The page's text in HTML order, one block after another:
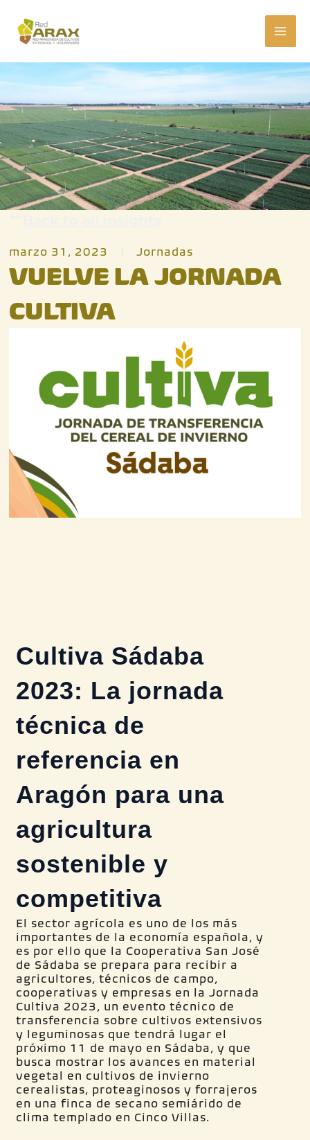
contenido
marzo 31, 2023 Jornadas
VUELVE LA JORNADA
CULTIVA
Cultiva Sádaba
2023: La jornada
técnica de
referencia en
Aragón para una
agricultura
sostenible y
competitiva
El sector agrícola es uno de los más
importantes de la economía española, y
es por ello que la Cooperativa San José
de Sádaba se prepara para recibir a
agricultores, técnicos de campo,
cooperativas y empresas en la Jornada
Cultiva 2023, un evento técnico de
transferencia sobre cultivos extensivos
y leguminosas que tendrá lugar el
próximo 11 de mayo en Sádaba, y que
busca mostrar los avances en material
vegetal en cultivos de invierno
cerealistas, proteaginosos y forrajeros
en una finca de secano semiárido de
clima templado en Cinco Villas.